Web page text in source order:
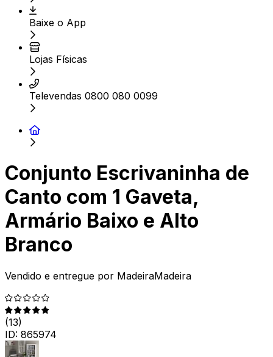
Baixe o App
Lojas Físicas
Televendas 0800 080 0099
Conjunto Escrivaninha de
Canto com 1 Gaveta,
Armário Baixo e Alto
Branco
Vendido e entregue por MadeiraMadeira
(13)
ID: 865974